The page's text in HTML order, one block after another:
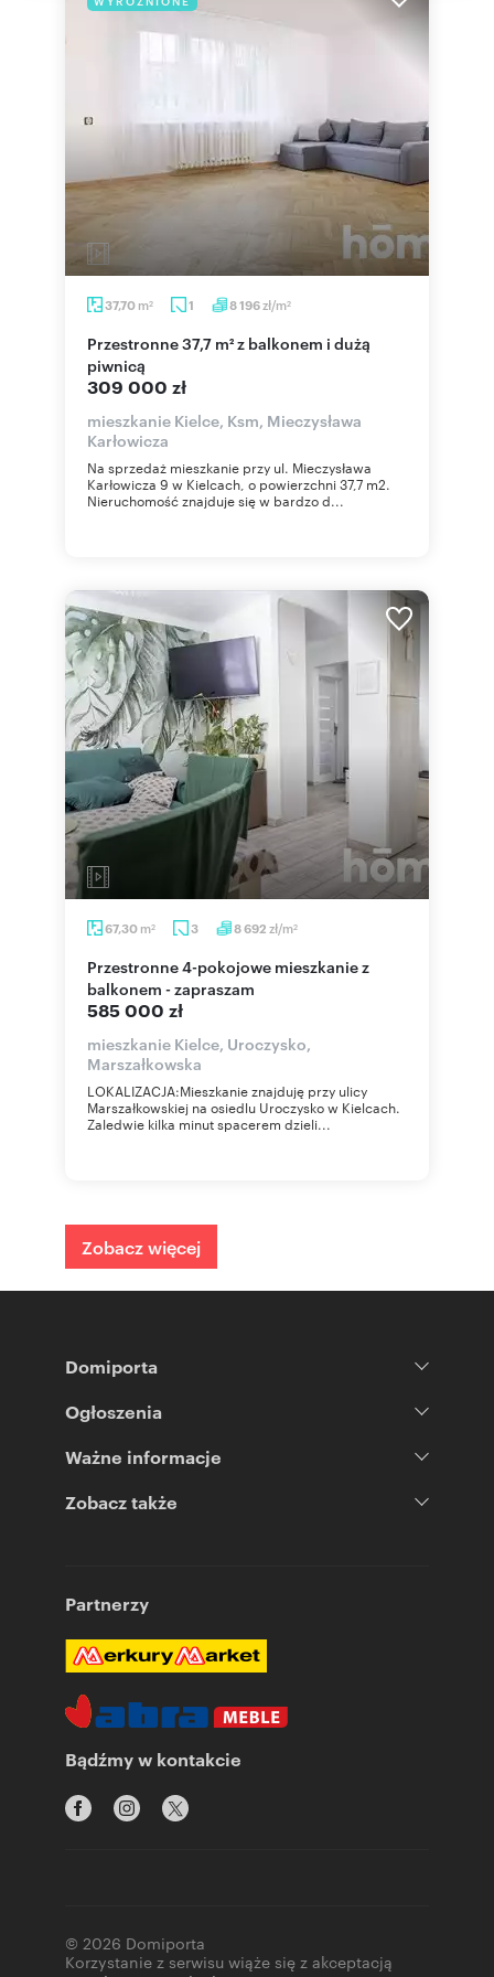
37,70 m2 1 8 196zł/m2
Przestronne 37,7 m² z balkonem i dużą
piwnicą
309 000 zł
mieszkanie Kielce, Ksm, Mieczysława
Karłowicza
Na sprzedaż mieszkanie przy ul. Mieczysława
Karłowicza 9 w Kielcach, o powierzchni 37,7 m2.
Nieruchomość znajduje się w bardzo d...
67,30 m2 3 8 692 zł/m2
Przestronne 4-pokojowe mieszkanie z
balkonem - zapraszam
585 000 zł
mieszkanie Kielce, Uroczysko,
Marszałkowska
LOKALIZACJA:Mieszkanie znajduję przy ulicy
Marszałkowskiej na osiedlu Uroczysko w Kielcach.
Zaledwie kilka minut spacerem dzieli...
Zobacz więcej
Domiporta
Ogłoszenia
Ważne informacje
Zobacz także
Partnerzy
Bądźmy w kontakcie
© 2026 Domiporta
Korzystanie z serwisu wiąże się z akceptacją